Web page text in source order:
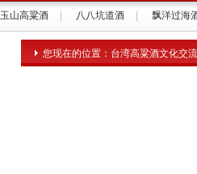
玉山高粱酒 八八坑道酒
飘洋过海
葡萄酒
|
您现在的位置： 台湾高粱酒文化交